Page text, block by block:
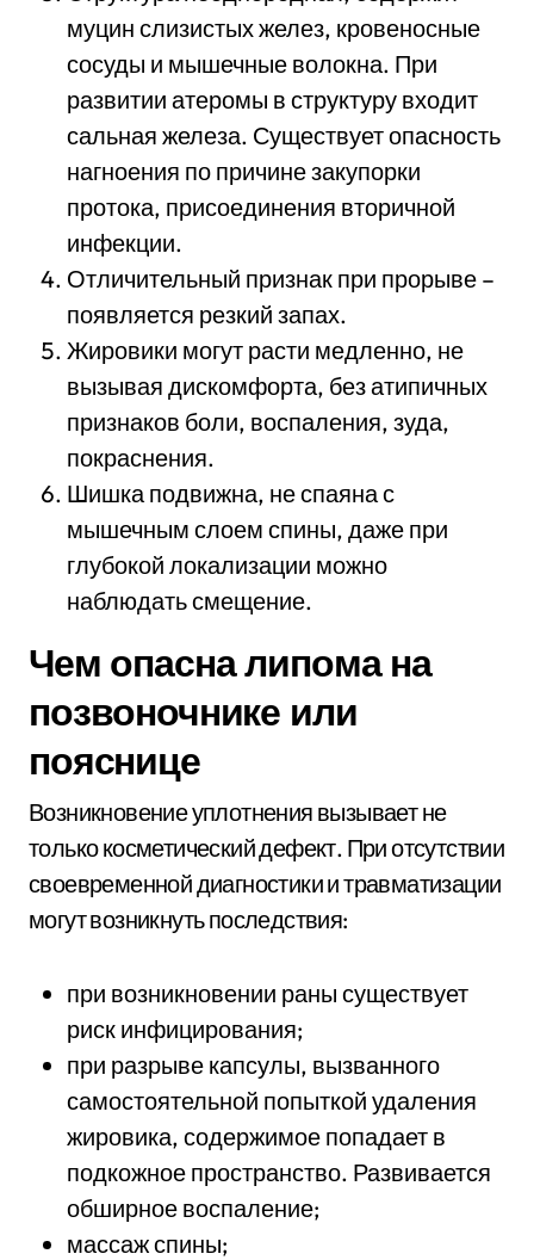
муцин слизистых желез, кровеносные
сосуды и мышечные волокна. При
развитии атеромы в структуру входит
сальная железа. Существует опасность
нагноения по причине закупорки
протока, присоединения вторичной
инфекции.
Отличительный признак при прорыве –
появляется резкий запах.
Жировики могут расти медленно, не
вызывая дискомфорта, без атипичных
признаков боли, воспаления, зуда,
покраснения.
Шишка подвижна, не спаяна с
мышечным слоем спины, даже при
глубокой локализации можно
наблюдать смещение.
Чем опасна липома на
позвоночнике или
пояснице
Возникновение уплотнения вызывает не
только косметический дефект. При отсутствии
своевременной диагностики и травматизации
могут возникнуть последствия:
при возникновении раны существует
риск инфицирования;
при разрыве капсулы, вызванного
самостоятельной попыткой удаления
жировика, содержимое попадает в
подкожное пространство. Развивается
обширное воспаление;
массаж спины;